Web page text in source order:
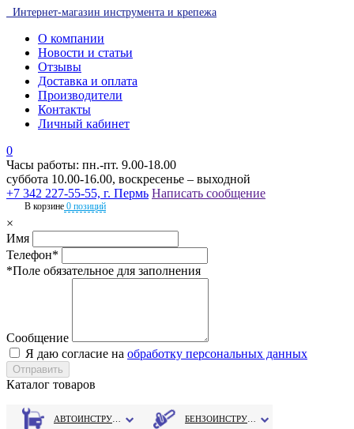
Интернет-магазин инструмента и крепежа
О компании
Новости и статьи
Отзывы
Доставка и оплата
Производители
Контакты
Личный кабинет
0
Часы работы: пн.-пт. 9.00-18.00
суббота 10.00-16.00, воскресенье – выходной
+7 342 227-55-55, г. Пермь Написать сообщение
В корзине 0 позиций
×
Имя
Телефон*
*Поле обязательное для заполнения
Сообщение
Я даю согласие на обработку персональных данных
Каталог товаров